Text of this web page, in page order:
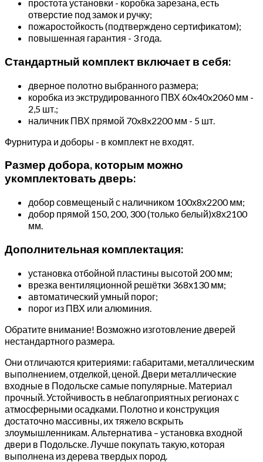
простота установки - коробка зарезана, есть
отверстие под замок и ручку;
пожаростойкость (подтверждено сертификатом);
повышенная гарантия - 3 года.
Стандартный комплект включает в себя:
дверное полотно выбранного размера;
коробка из экструдированного ПВХ 60x40x2060 мм -
2,5 шт.;
наличник ПВХ прямой 70x8x2200 мм - 5 шт.
Фурнитура и доборы - в комплект не входят.
Размер добора, которым можно
укомплектовать дверь:
добор совмещеный с наличником 100х8х2200 мм;
добор прямой 150, 200, 300 (только белый)х8х2100
мм.
Дополнительная комплектация:
установка отбойной пластины высотой 200 мм;
врезка вентиляционной решётки 368х130 мм;
автоматический умный порог;
порог из ПВХ или алюминия.
Обратите внимание! Возможно изготовление дверей
нестандартного размера.
Они отличаются критериями: габаритами, металлическим
выполнением, отделкой, ценой. Двери металлические
входные в Подольске самые популярные. Материал
прочный. Устойчивость в неблагоприятных регионах с
атмосферными осадками. Полотно и конструкция
достаточно массивны, их тяжело вскрыть
злоумышленникам. Альтернатива – установка входной
двери в Подольске. Лучше покупать такую, которая
выполнена из дерева твердых пород.